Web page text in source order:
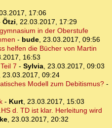
17:06
Ötzi, 22.03.2017, 17:29
in der Oberstufe
- bude, 23.03.2017, 09:56
helfen die Bücher von Martin
16:53
7 - Sylvia, 23.03.2017, 09:03
23.03.2017, 09:24
Modell zum Debitismus?-
- Kurt, 23.03.2017, 15:03
d. TD ist klar. Herleitung wird
, 23.03.2017, 20:32